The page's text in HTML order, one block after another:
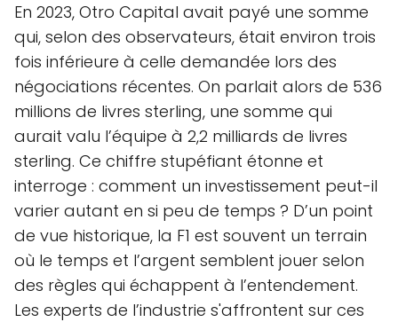
En 2023, Otro Capital avait payé une somme
qui, selon des observateurs, était environ trois
fois inférieure à celle demandée lors des
négociations récentes. On parlait alors de 536
millions de livres sterling, une somme qui
aurait valu l’équipe à 2,2 milliards de livres
sterling. Ce chiffre stupéfiant étonne et
interroge : comment un investissement peut-il
varier autant en si peu de temps ? D’un point
de vue historique, la F1 est souvent un terrain
où le temps et l’argent semblent jouer selon
des règles qui échappent à l’entendement.
Les experts de l’industrie s'affrontent sur ces